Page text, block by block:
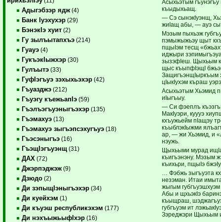
Адыгэбзэр ядж (4)
Банк Iуэхухэр (29)
БэнэкIэ хуит (2)
Гу зылъытапхъэ (214)
Гуауэ (4)
ГукъэкIыжхэр (30)
Гулъытэ (33)
ГуфIэгъуэ зэхыхьэхэр (42)
Гъуазджэ (212)
Гъуэгу къежьапIэ (59)
Гъэлъэгъуэныгъэхэр (135)
Гъэмахуэ (13)
Гъэмахуэ зыгъэпсэхугъуэ (18)
Гъэсэныгъэ (16)
ГъэщIэгъуэнщ (31)
ДАХ (72)
Джэрпэджэж (9)
Дзюдо (2)
Ди зэпыщIэныгъэхэр (34)
Ди куейхэм (1)
Ди къуэш республикэхэм (177)
Ди нэхъыжьыфIхэр (16)
Асыхьэтым
къыдыхьащ.
— Сэ сынэкIуэнщ,
жиIащ абы, — ауэ
Мэзым пыхьэж
пэмыжыжьэу щыт
пщыIэм тесщ
иджыри
зызэфIеш. Щыхьым
щыс къыпфIэщI
ЗащигъэнщIыркъым
цIыкIухэм къраш
Асыхьэтым Хьэмид
иIыгъыу.
— Си фэеплъ
МакIуэри, куууэ
кхъужьейм пIащэу
къыблэкIыжми
ар, — жи Хьэмид, и
нэужь.
Щыхьыми мурад
къигъэнэну. Мэзым
къихьри, пщыIэ
… Фэбжь зыгъуэта
незэман. Итаи
жыгым
Абы и щхьэкIэ
къыщраш,
губгъуэм ит
Зэреджэри Щыхьым